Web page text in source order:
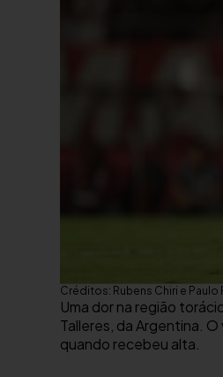
Créditos: Rubens Chiri e
Uma dor na região
Talleres, da Argentina.
quando recebeu alta.